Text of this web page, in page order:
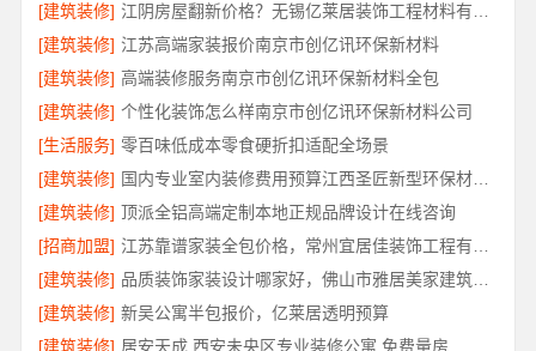
[建筑装修]
[建筑装修] 江苏高端家装报价南京市创亿讯环保新材料
[建筑装修] 高端装修服务南京市创亿讯环保新材料全包
[建筑装修] 个性化装饰怎么样南京市创亿讯环保新材料公司
[生活服务] 零百味低成本零食硬折扣适配全场景
[建筑装修]
国内专业室内装修费用预算江西圣匠新型环保材料有限公司
[建筑装修] 顶派全铝高端定制本地正规品牌设计在线咨询
[招商加盟]
[建筑装修]
品质装饰家装设计哪家好，佛山市雅居美家建筑装饰工程有限公司靠谱
[建筑装修] 新吴公寓半包报价，亿莱居透明预算
[建筑装修] 居安天成 西安未央区专业装修公寓 免费量房